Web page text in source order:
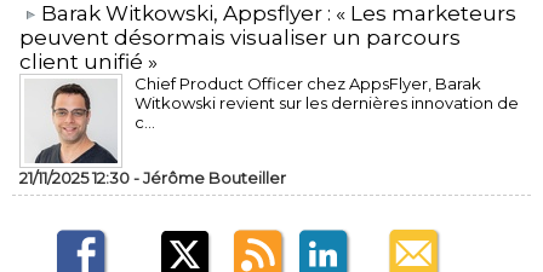
​Barak Witkowski, Appsflyer : « Les marketeurs
peuvent désormais visualiser un parcours
client unifié »
Chief Product Officer chez AppsFlyer, ​Barak
Witkowski revient sur les dernières innovation de
c...
21/11/2025 12:30 -Jérôme Bouteiller